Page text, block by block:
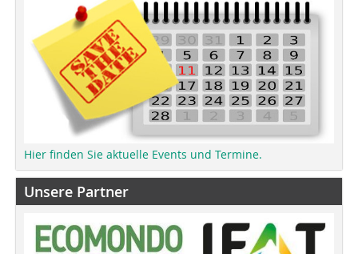
Hier finden Sie aktuelle Events und Termine.
Unsere Partner